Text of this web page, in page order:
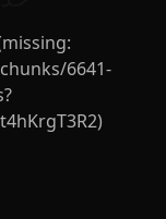
6641-